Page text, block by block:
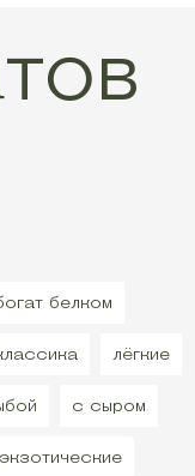
белком
лёгкие
с сыром
экзотические